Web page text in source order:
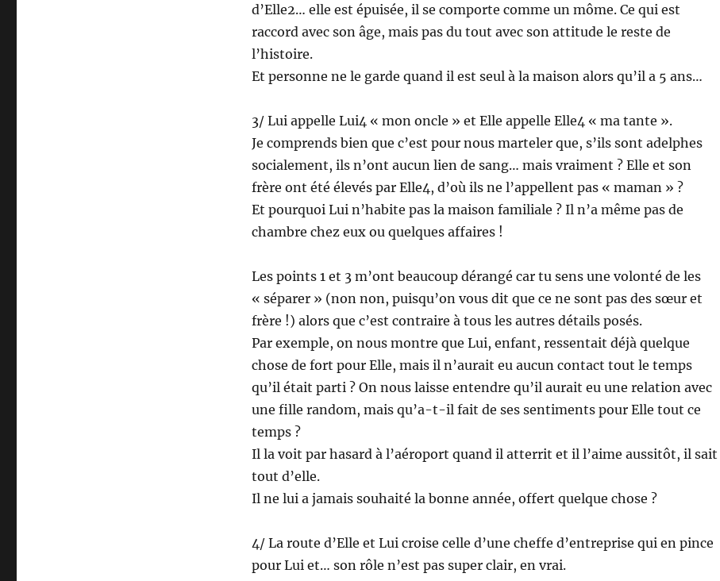
d’Elle2… elle est épuisée, il se comporte comme un môme. Ce qui est
raccord avec son âge, mais pas du tout avec son attitude le reste de
l’histoire.
Et personne ne le garde quand il est seul à la maison alors qu’il a 5 ans…
3/ Lui appelle Lui4 « mon oncle » et Elle appelle Elle4 « ma tante ».
Je comprends bien que c’est pour nous marteler que, s’ils sont adelphes
socialement, ils n’ont aucun lien de sang… mais vraiment ? Elle et son
frère ont été élevés par Elle4, d’où ils ne l’appellent pas « maman » ?
Et pourquoi Lui n’habite pas la maison familiale ? Il n’a même pas de
chambre chez eux ou quelques affaires !
Les points 1 et 3 m’ont beaucoup dérangé car tu sens une volonté de les
« séparer » (non non, puisqu’on vous dit que ce ne sont pas des sœur et
frère !) alors que c’est contraire à tous les autres détails posés.
Par exemple, on nous montre que Lui, enfant, ressentait déjà quelque
chose de fort pour Elle, mais il n’aurait eu aucun contact tout le temps
qu’il était parti ? On nous laisse entendre qu’il aurait eu une relation avec
une fille random, mais qu’a-t-il fait de ses sentiments pour Elle tout ce
temps ?
Il la voit par hasard à l’aéroport quand il atterrit et il l’aime aussitôt, il sait
tout d’elle.
Il ne lui a jamais souhaité la bonne année, offert quelque chose ?
4/ La route d’Elle et Lui croise celle d’une cheffe d’entreprise qui en pince
pour Lui et… son rôle n’est pas super clair, en vrai.